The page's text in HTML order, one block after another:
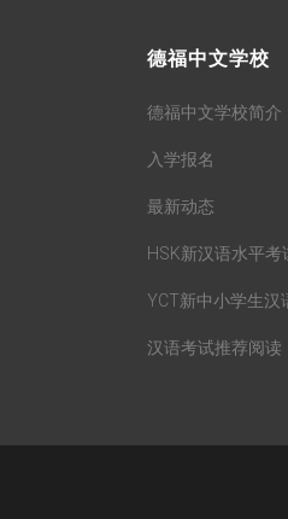
德福中文学校
德福中文学校简介
入学报名
最新动态
HSK新汉语水平考
YCT新中小学生汉
汉语考试推荐阅读